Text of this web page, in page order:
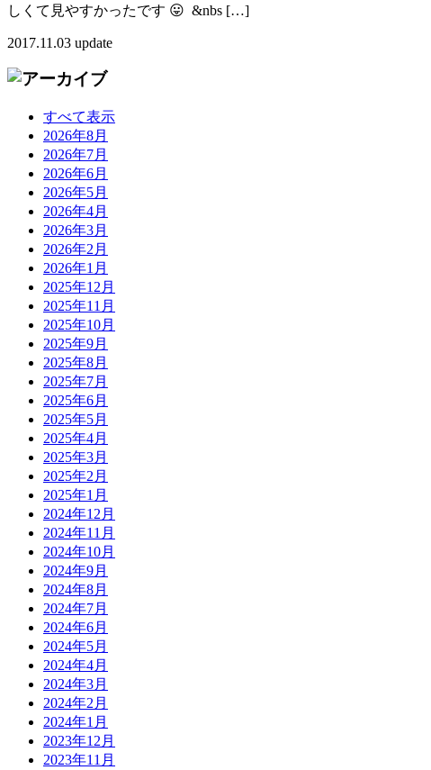
しくて見やすかったです 😛 &nbs […]
2017.11.03 update
すべて表示
2026年8月
2026年7月
2026年6月
2026年5月
2026年4月
2026年3月
2026年2月
2026年1月
2025年12月
2025年11月
2025年10月
2025年9月
2025年8月
2025年7月
2025年6月
2025年5月
2025年4月
2025年3月
2025年2月
2025年1月
2024年12月
2024年11月
2024年10月
2024年9月
2024年8月
2024年7月
2024年6月
2024年5月
2024年4月
2024年3月
2024年2月
2024年1月
2023年12月
2023年11月